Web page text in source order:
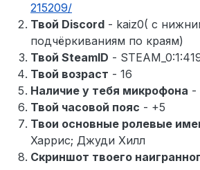
215209/
Твой Discord - kaiz0( с
подчёркиваниям по краям)
Твой SteamID -
Твой возраст - 16
Наличие у тебя микрофона -
Твой часовой пояс - +5
Твои основные ролевые
Харрис; Джуди Хилл
Скриншот твоего